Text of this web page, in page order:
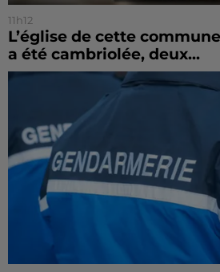
11h12
L’église de cette
a été cambriolée, deux...